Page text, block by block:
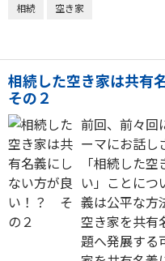
相続 空き家
相続した空き家は共有
その２
前回、前々回
ーマにお話し
「相続した
い」ことにつ
義は公平な方
空き家を共有
題へ発展する